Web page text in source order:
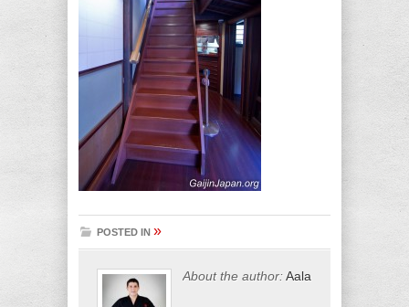
POSTED IN »
About the author:Aala